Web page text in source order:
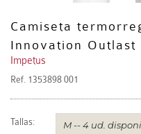
Camiseta
Innovation Outlast
Impetus
Ref. 1353898 001
Tallas: